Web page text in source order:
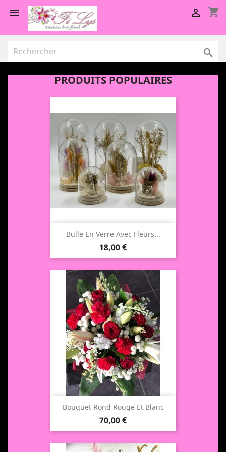
 shopping_cart


PRODUITS POPULAIRES
Bulle En Verre Avec Fleurs...
Prix
18,00 €
Bouquet Rond Rouge Et Blanc
Prix
70,00 €